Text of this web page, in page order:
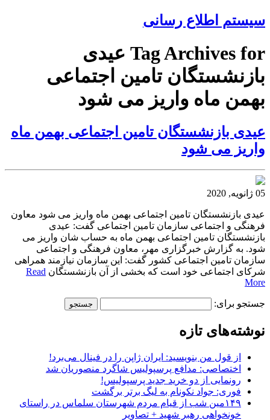
سیستم اطلاع رسانی
Tag Archives for عیدی
بازنشستگان تامین اجتماعی
بهمن ماه واریز می شود
عیدی بازنشستگان تامین اجتماعی بهمن ماه
واریز می شود
05 ژانویه, 2020
عیدی بازنشستگان تامین اجتماعی بهمن ماه واریز می شود معاون
فرهنگی و اجتماعی سازمان تامین اجتماعی گفت: عیدی
بازنشستگان تامین اجتماعی بهمن ماه به حساب شان واریز می
شود. به گزارش خبرگزاری مهر، معاون فرهنگی و اجتماعی
سازمان تامین اجتماعی کشور گفت: این سازمان نیازمند همراهی
شرکای اجتماعی خود است که بخشی از آن بازنشستگان Read
More
جستجو برای:
نوشته‌های تازه
از قول من بنویسید: ایران ژاپن را در فینال می‌برد!
اختصاصی: مدافع پرسپولیس شاگرد منصوریان شد
رونمایی از دو خرید جدید پرسپولیس!
فوری: جواد نکونام به لیگ برتر برگشت
۱۴۹مین شب از قیام مردم شهرستان سلماس در راستای
خونخواهی رهبر شهید + تصاویر